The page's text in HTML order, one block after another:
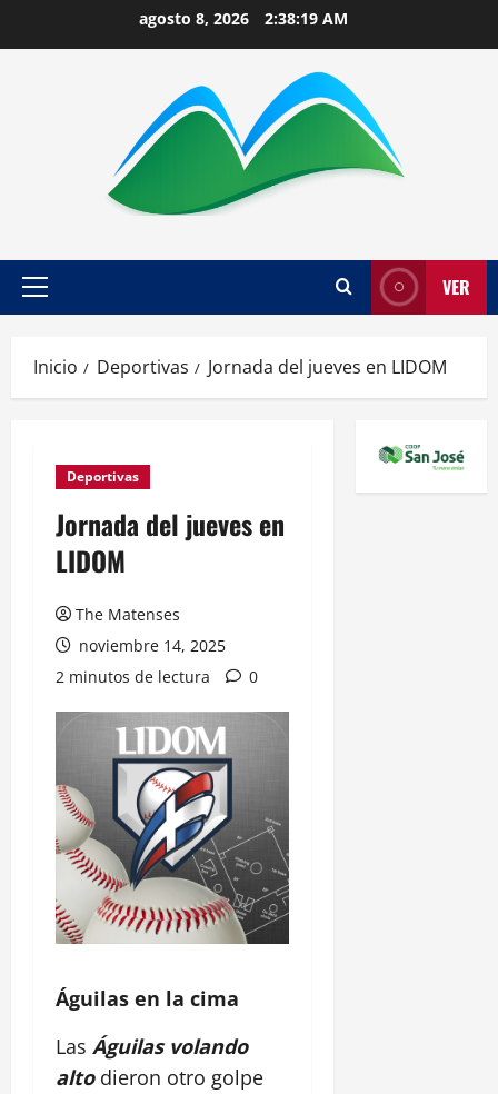
agosto 8, 2026 2:38:20 AM
Menú
VER
Inicio Deportivas Jornada del jueves en LIDOM
Deportivas
Jornada del jueves en
LIDOM
The Matenses
noviembre 14, 2025
2 minutos de lectura
0
Águilas en la cima
Las Águilas volando
altodieron otro golpe